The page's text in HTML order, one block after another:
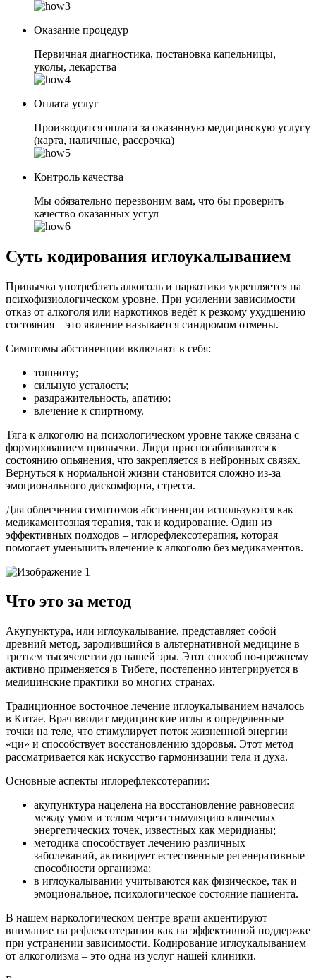
Оказание процедур
Первичная диагностика, постановка капельницы,
уколы, лекарства
Оплата услуг
Производится оплата за оказанную медицинскую услугу
(карта, наличные, рассрочка)
Контроль качества
Мы обязательно перезвоним вам, что бы проверить
качество оказанных усгул
Суть кодирования иглоукалыванием
Привычка употреблять алкоголь и наркотики укрепляется на
психофизиологическом уровне. При усилении зависимости
отказ от алкоголя или наркотиков ведёт к резкому ухудшению
состояния – это явление называется синдромом отмены.
Симптомы абстиненции включают в себя:
тошноту;
сильную усталость;
раздражительность, апатию;
влечение к спиртному.
Тяга к алкоголю на психологическом уровне также связана с
формированием привычки. Люди приспосабливаются к
состоянию опьянения, что закрепляется в нейронных связях.
Вернуться к нормальной жизни становится сложно из-за
эмоционального дискомфорта, стресса.
Для облегчения симптомов абстиненции используются как
медикаментозная терапия, так и кодирование. Один из
эффективных подходов – иглорефлексотерапия, которая
помогает уменьшить влечение к алкоголю без медикаментов.
Что это за метод
Акупунктура, или иглоукалывание, представляет собой
древний метод, зародившийся в альтернативной медицине в
третьем тысячелетии до нашей эры. Этот способ по-прежнему
активно применяется в Тибете, постепенно интегрируется в
медицинские практики во многих странах.
Традиционное восточное лечение иглоукалыванием началось
в Китае. Врач вводит медицинские иглы в определенные
точки на теле, что стимулирует поток жизненной энергии
«ци» и способствует восстановлению здоровья. Этот метод
рассматривается как искусство гармонизации тела и духа.
Основные аспекты иглорефлексотерапии:
акупунктура нацелена на восстановление равновесия
между умом и телом через стимуляцию ключевых
энергетических точек, известных как меридианы;
методика способствует лечению различных
заболеваний, активирует естественные регенеративные
способности организма;
в иглоукалывании учитываются как физическое, так и
эмоциональное, психологическое состояние пациента.
В нашем наркологическом центре врачи акцентируют
внимание на рефлексотерапии как на эффективной поддержке
при устранении зависимости. Кодирование иглоукалыванием
от алкоголизма – это одна из услуг нашей клиники.